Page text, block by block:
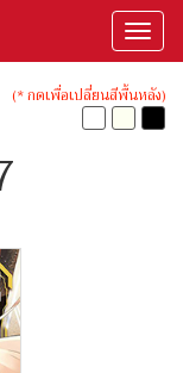
(* กดเพื่อเปลี่ยนสีพื้นหลัง)